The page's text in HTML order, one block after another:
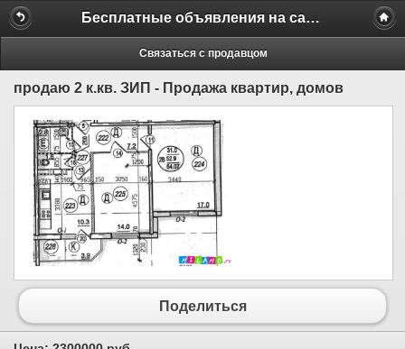
Бесплатные объявления на сайте MILAMO.ru
Связаться с продавцом
продаю 2 к.кв. ЗИП - Продажа квартир, домов
Поделиться